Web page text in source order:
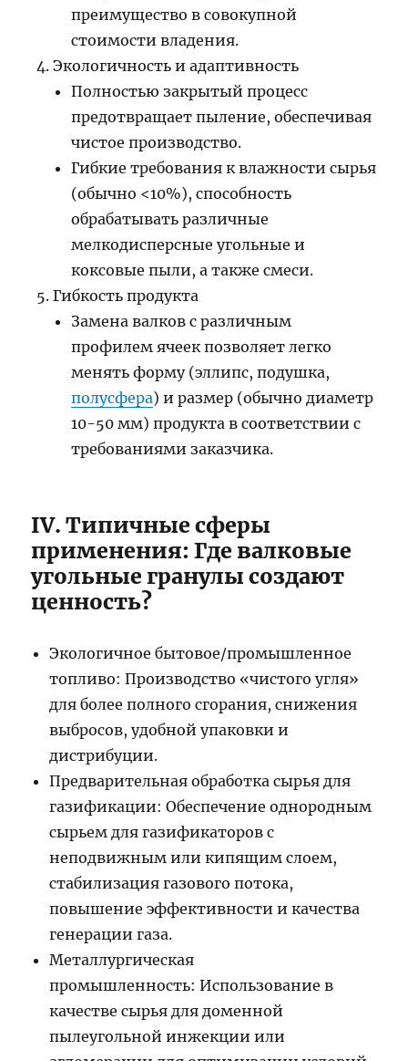
преимущество в совокупной
стоимости владения.
Экологичность и адаптивность
Полностью закрытый процесс
предотвращает пыление, обеспечивая
чистое производство.
Гибкие требования к влажности сырья
(обычно <10%), способность
обрабатывать различные
мелкодисперсные угольные и
коксовые пыли, а также смеси.
Гибкость продукта
Замена валков с различным
профилем ячеек позволяет легко
менять форму (эллипс, подушка,
полусфера) и размер (обычно диаметр
10-50 мм) продукта в соответствии с
требованиями заказчика.
IV. Типичные сферы
применения: Где валковые
угольные гранулы создают
ценность?
Экологичное бытовое/промышленное
топливо: Производство «чистого угля»
для более полного сгорания, снижения
выбросов, удобной упаковки и
дистрибуции.
Предварительная обработка сырья для
газификации: Обеспечение однородным
сырьем для газификаторов с
неподвижным или кипящим слоем,
стабилизация газового потока,
повышение эффективности и качества
генерации газа.
Металлургическая
промышленность: Использование в
качестве сырья для доменной
пылеугольной инжекции или